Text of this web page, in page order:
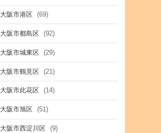
大阪市港区 (69)
大阪市都島区 (92)
大阪市城東区 (29)
大阪市鶴見区 (21)
大阪市此花区 (14)
大阪市旭区 (51)
大阪市西淀川区 (9)